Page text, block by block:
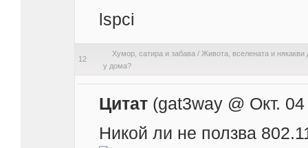
lspci
12
Хумор, сатира и забава / Живота, вселената и някакви
у дома?
Цитат(gat3way @ Окт.
Никой ли не ползва